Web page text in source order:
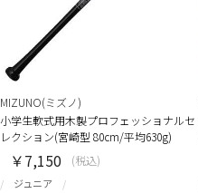
MIZUNO(ミズノ)
小学生軟式用木製プロフェッショナルセ
レクション(宮崎型 80cm/平均630g)
ジュニア
￥7,150 (税込)